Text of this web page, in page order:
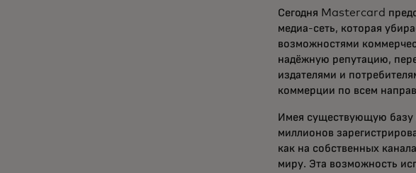
Сегодня Mastercard
медиа-сеть, которая
возможностями
надёжную репутацию,
издателями и
коммерции по всем
Имея существующую базу
миллионов
как на собственных
миру. Эта возможность